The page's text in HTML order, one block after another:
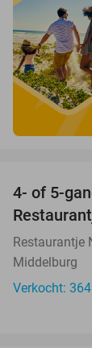
4- of 5-
Restaurantje
Middelburg
Verkocht: 364